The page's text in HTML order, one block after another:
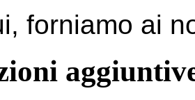
forniamo ai